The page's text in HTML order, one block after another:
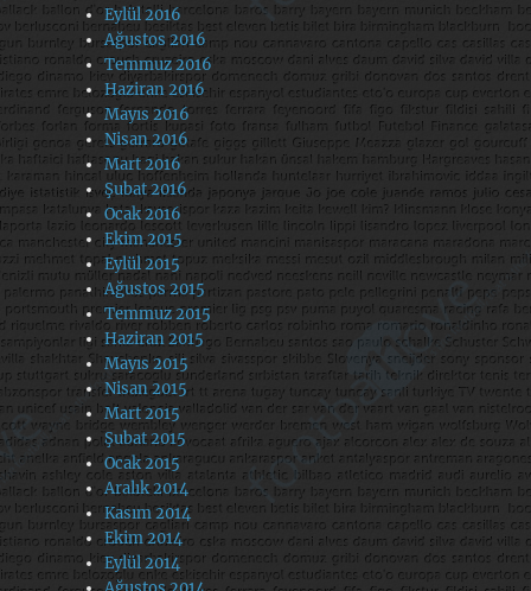
Eylül 2016
Ağustos 2016
Temmuz 2016
Haziran 2016
Mayıs 2016
Nisan 2016
Mart 2016
Şubat 2016
Ocak 2016
Ekim 2015
Eylül 2015
Ağustos 2015
Temmuz 2015
Haziran 2015
Mayıs 2015
Nisan 2015
Mart 2015
Şubat 2015
Ocak 2015
Aralık 2014
Kasım 2014
Ekim 2014
Eylül 2014